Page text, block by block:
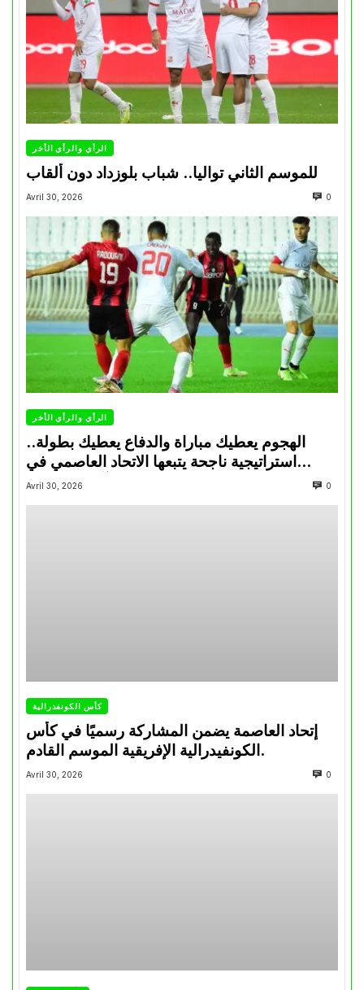
الرأي والرأي الأخر
للموسم الثاني تواليا.. شباب بلوزداد دون ألقاب
Avril 30, 2026 0
الرأي والرأي الأخر
الهجوم يعطيك مباراة والدفاع يعطيك بطولة..
استراتيجية ناجحة يتبعها الاتحاد العاصمي في
تتويجاته آخر السنوات
Avril 30, 2026 0
كأس الكونفدرالية
إتحاد العاصمة يضمن المشاركة رسميًا في كأس
الكونفيدرالية الإفريقية الموسم القادم.
Avril 30, 2026 0